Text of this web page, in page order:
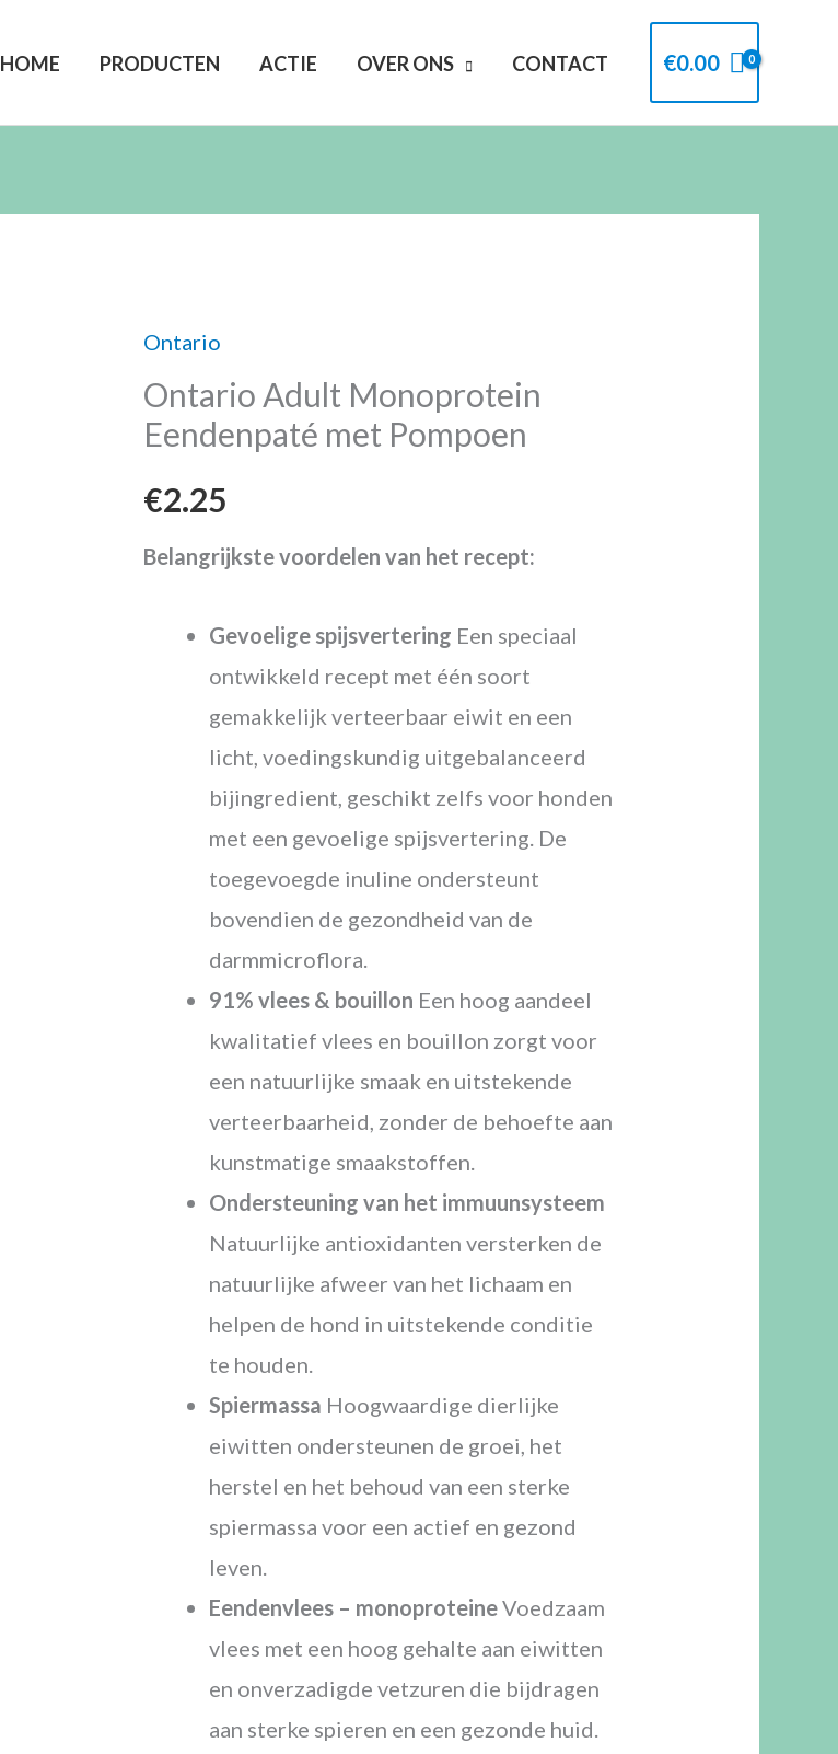
HOME PRODUCTEN ACTIE OVER ONS CONTACT €0.00
Ontario
Ontario Adult Monoprotein
Eendenpaté met Pompoen
€2.25
Belangrijkste voordelen van het recept:
Gevoelige spijsvertering Een speciaal
ontwikkeld recept met één soort
gemakkelijk verteerbaar eiwit en een
licht, voedingskundig uitgebalanceerd
bijingredient, geschikt zelfs voor honden
met een gevoelige spijsvertering. De
toegevoegde inuline ondersteunt
bovendien de gezondheid van de
darmmicroflora.
91% vlees & bouillon Een hoog aandeel
kwalitatief vlees en bouillon zorgt voor
een natuurlijke smaak en uitstekende
verteerbaarheid, zonder de behoefte aan
kunstmatige smaakstoffen.
Ondersteuning van het immuunsysteem
Natuurlijke antioxidanten versterken de
natuurlijke afweer van het lichaam en
helpen de hond in uitstekende conditie
te houden.
Spiermassa Hoogwaardige dierlijke
eiwitten ondersteunen de groei, het
herstel en het behoud van een sterke
spiermassa voor een actief en gezond
leven.
Eendenvlees – monoproteineVoedzaam
vlees met een hoog gehalte aan eiwitten
en onverzadigde vetzuren die bijdragen
aan sterke spieren en een gezonde huid.
Ontario
Adult
Monoprotein
met
Pompoen